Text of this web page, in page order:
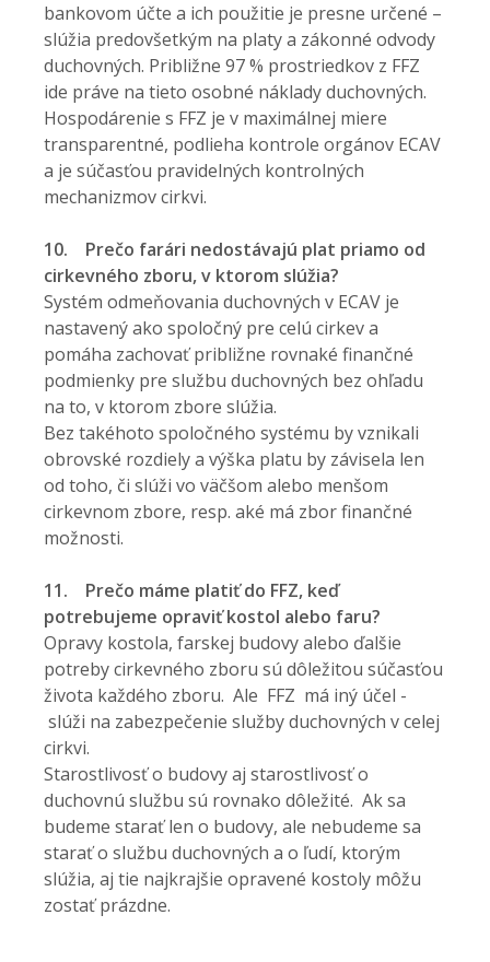
bankovom účte a ich použitie je presne určené –
slúžia predovšetkým na platy a zákonné odvody
duchovných. Približne 97 % prostriedkov z FFZ
ide práve na tieto osobné náklady duchovných.
Hospodárenie s FFZ je v maximálnej miere
transparentné, podlieha kontrole orgánov ECAV
a je súčasťou pravidelných kontrolných
mechanizmov cirkvi.
10.
Prečo farári nedostávajú plat priamo od
cirkevného zboru, v ktorom slúžia?
Systém odmeňovania duchovných v ECAV je
nastavený ako spoločný pre celú cirkev a
pomáha zachovať približne rovnaké finančné
podmienky pre službu duchovných bez ohľadu
na to, v ktorom zbore slúžia.
Bez takéhoto spoločného systému by vznikali
obrovské rozdiely a výška platu by závisela len
od toho, či slúži vo väčšom alebo menšom
cirkevnom zbore, resp. aké má zbor finančné
možnosti.
11.
Prečo máme platiť do FFZ, keď
potrebujeme opraviť kostol alebo faru?
Opravy kostola, farskej budovy alebo ďalšie
potreby cirkevného zboru sú dôležitou súčasťou
života každého zboru. Ale FFZ má iný účel -
slúži na zabezpečenie služby duchovných v celej
cirkvi.
Starostlivosť o budovy aj starostlivosť o
duchovnú službu sú rovnako dôležité. Ak sa
budeme starať len o budovy, ale nebudeme sa
starať o službu duchovných a o ľudí, ktorým
slúžia, aj tie najkrajšie opravené kostoly môžu
zostať prázdne.